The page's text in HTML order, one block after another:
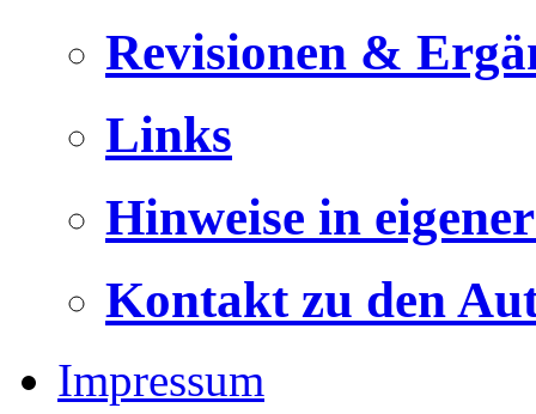
Revisionen &
Links
Hinweise in
Kontakt zu den
Impressum